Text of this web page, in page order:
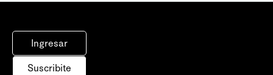
Ingresar
Suscribite